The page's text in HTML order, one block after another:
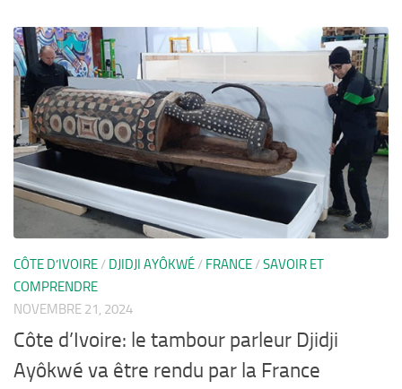
CÔTE D’IVOIRE / DJIDJI AYÔKWÉ / FRANCE /SAVOIR ET
COMPRENDRE
NOVEMBRE 21, 2024
Côte d’Ivoire: le tambour parleur Djidji
Ayôkwé va être rendu par la France